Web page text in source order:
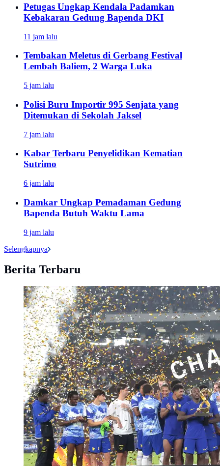
Petugas Ungkap Kendala Padamkan
Kebakaran Gedung Bapenda DKI
11 jam lalu
Tembakan Meletus di Gerbang Festival
Lembah Baliem, 2 Warga Luka
5 jam lalu
Polisi Buru Importir 995 Senjata yang
Ditemukan di Sekolah Jaksel
7 jam lalu
Kabar Terbaru Penyelidikan Kematian
Sutrimo
6 jam lalu
Damkar Ungkap Pemadaman Gedung
Bapenda Butuh Waktu Lama
9 jam lalu
Selengkapnya
Berita Terbaru